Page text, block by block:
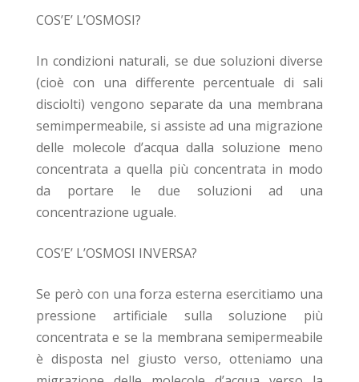
COS’E’ L’OSMOSI?
In condizioni naturali, se due soluzioni diverse
(cioè con una differente percentuale di sali
disciolti) vengono separate da una membrana
semimpermeabile, si assiste ad una migrazione
delle molecole d’acqua dalla soluzione meno
concentrata a quella più concentrata in modo
da portare le due soluzioni ad una
concentrazione uguale.
COS’E’ L’OSMOSI INVERSA?
Se però con una forza esterna esercitiamo una
pressione artificiale sulla soluzione più
concentrata e se la membrana semipermeabile
è disposta nel giusto verso, otteniamo una